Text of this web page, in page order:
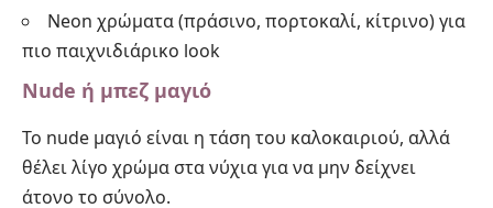
Neon χρώματα (πράσινο, πορτοκαλί, κίτρινο) για
πιο παιχνιδιάρικο look
Nude ή μπεζ μαγιό
Το nude μαγιό είναι η τάση του καλοκαιριού, αλλά
θέλει λίγο χρώμα στα νύχια για να μην δείχνει
άτονο το σύνολο.